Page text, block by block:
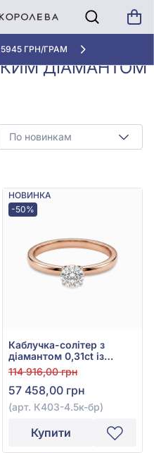
"НОВА ПОШТА"
Каблучка з великим
діамантом
ДІАМАНТОМ
По новинкам
НОВИНКА
-50%
Каблучка-солітер з
діамантом 0,31ct із
червоного золота 585°,
арт. К403-4.5к-бр
114 916,00 грн
57 458,00 грн
(арт. К403-4.5к-бр)
Купити